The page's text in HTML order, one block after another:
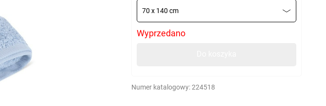
70 x 140 cm
Wyprzedano
Numer katalogowy:224518